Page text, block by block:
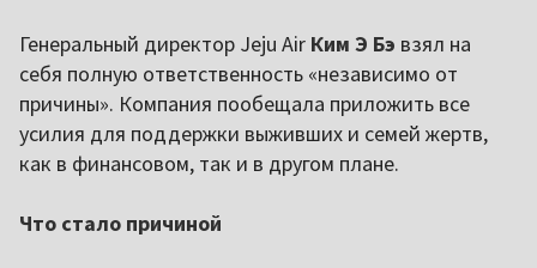
Генеральный директор Jeju Air Ким Э Бэ взял на
себя полную ответственность «независимо от
причины». Компания пообещала приложить все
усилия для поддержки выживших и семей жертв,
как в финансовом, так и в другом плане.
Что стало причиной